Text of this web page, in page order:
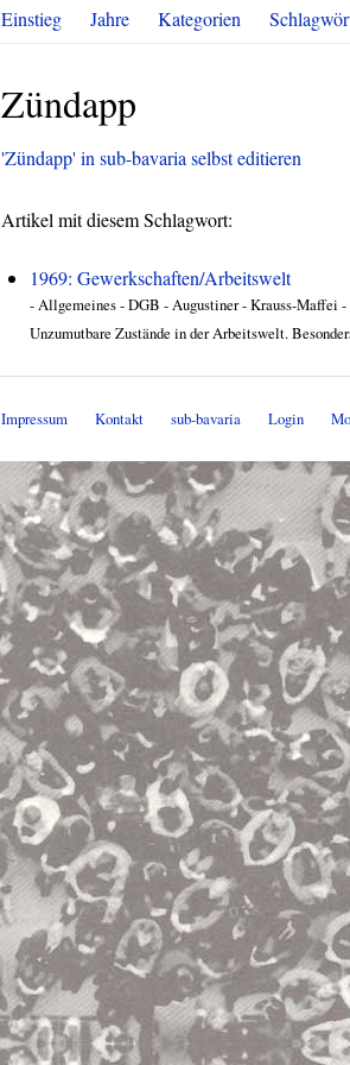
Einstieg Jahre Kategorien
Zündapp
'Zündapp' in sub-bavaria selbst editieren
Artikel mit diesem Schlagwort:
1969: Gewerkschaften/Arbeitswelt
- Allgemeines - DGB - Augustiner - Krauss-Maffei
Unzumutbare Zustände in der Arbeitswelt.
Impressum Kontakt sub-bavaria Login